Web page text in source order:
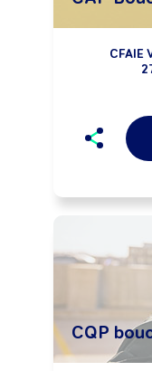
CFAIE
CQP